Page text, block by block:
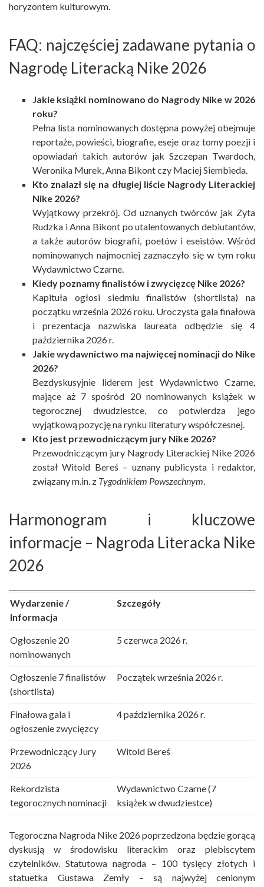
horyzontem kulturowym.
FAQ: najczęściej zadawane pytania o
Nagrodę Literacką Nike 2026
Jakie książki nominowano do Nagrody Nike w 2026
roku?
Pełna lista nominowanych dostępna powyżej obejmuje
reportaże, powieści, biografie, eseje oraz tomy poezji i
opowiadań takich autorów jak Szczepan Twardoch,
Weronika Murek, Anna Bikont czy Maciej Siembieda.
Kto znalazł się na długiej liście Nagrody Literackiej
Nike 2026?
Wyjątkowy przekrój. Od uznanych twórców jak Zyta
Rudzka i Anna Bikont po utalentowanych debiutantów,
a także autorów biografii, poetów i eseistów. Wśród
nominowanych najmocniej zaznaczyło się w tym roku
Wydawnictwo Czarne.
Kiedy poznamy finalistów i zwycięzcę Nike 2026?
Kapituła ogłosi siedmiu finalistów (shortlista) na
początku września 2026 roku. Uroczysta gala finałowa
i prezentacja nazwiska laureata odbędzie się 4
października 2026 r.
Jakie wydawnictwo ma najwięcej nominacji do Nike
2026?
Bezdyskusyjnie liderem jest Wydawnictwo Czarne,
mające aż 7 spośród 20 nominowanych książek w
tegorocznej dwudziestce, co potwierdza jego
wyjątkową pozycję na rynku literatury współczesnej.
Kto jest przewodniczącym jury Nike 2026?
Przewodniczącym jury Nagrody Literackiej Nike 2026
został Witold Bereś – uznany publicysta i redaktor,
związany m.in. z Tygodnikiem Powszechnym.
Harmonogram i kluczowe
informacje – Nagroda Literacka Nike
2026
Wydarzenie /
Informacja
Szczegóły
Ogłoszenie 20
nominowanych
5 czerwca 2026 r.
Ogłoszenie 7 finalistów
(shortlista)
Początek września 2026 r.
Finałowa gala i
ogłoszenie zwycięzcy
4 października 2026 r.
Przewodniczący Jury
2026
Witold Bereś
Rekordzista
tegorocznych nominacji
Wydawnictwo Czarne (7
książek w dwudziestce)
Tegoroczna Nagroda Nike 2026 poprzedzona będzie gorącą
dyskusją w środowisku literackim oraz plebiscytem
czytelników. Statutowa nagroda – 100 tysięcy złotych i
statuetka Gustawa Zemły – są najwyżej cenionym